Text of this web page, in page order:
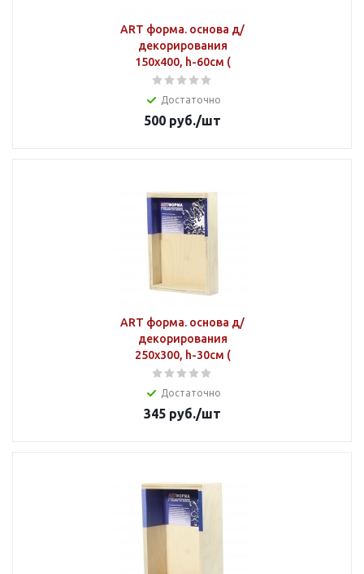
ART форма. основа д/
декорирования
150х400, h-60см (
Достаточно
500 руб./шт
ART форма. основа д/
декорирования
250х300, h-30см (
Достаточно
345 руб./шт